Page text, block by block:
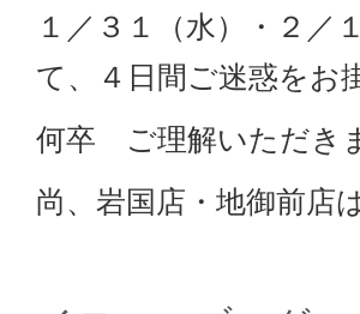
１／３１（水）・２／
て、４日間ご迷惑をお
何卒 ご理解いただき
尚、岩国店・地御前店